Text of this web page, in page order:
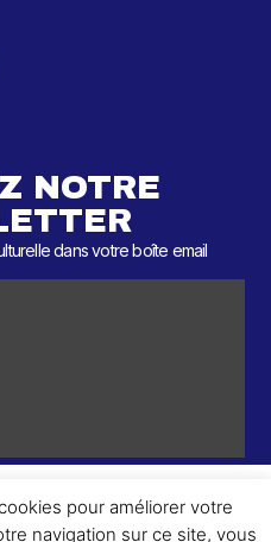
NOTRE
dans votre boîte email
pour améliorer votre
navigation sur ce site, vous